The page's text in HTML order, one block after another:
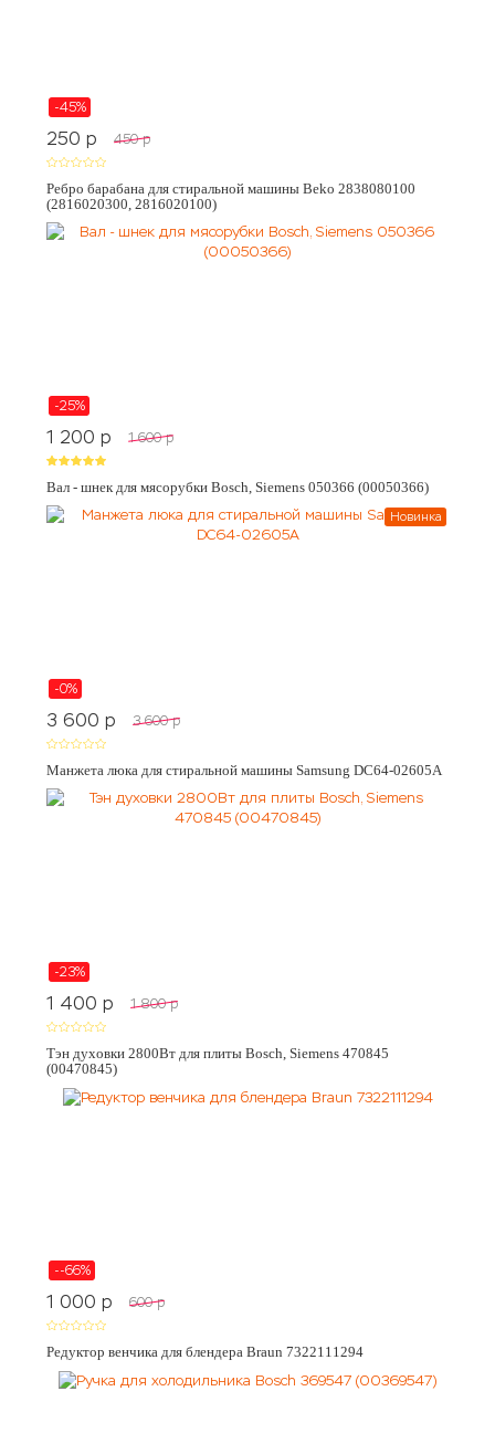
-45%
250 p 450 p
Ребро барабана для стиральной машины Beko 2838080100
(2816020300, 2816020100)
-25%
1 200 p 1 600 p
Вал - шнек для мясорубки Bosch, Siemens 050366 (00050366)
-0%
Новинка
3 600 p 3 600 p
Манжета люка для стиральной машины Samsung DC64-02605A
-23%
1 400 p 1 800 p
Тэн духовки 2800Вт для плиты Bosch, Siemens 470845
(00470845)
--66%
1 000 p 600 p
Редуктор венчика для блендера Braun 7322111294